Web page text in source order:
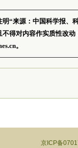
“来源：中国科学报、
不得对内容作实质性改
。
京ICP备